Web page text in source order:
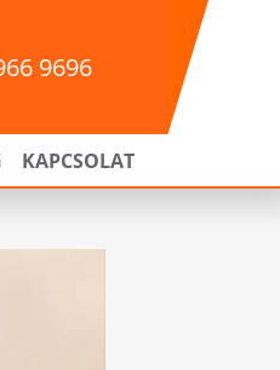
9696
KAPCSOLAT